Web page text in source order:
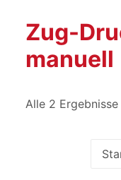
Zug-
manuell
Alle 2